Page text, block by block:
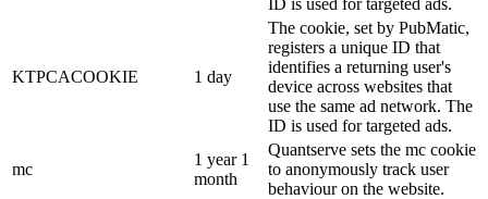
KTPCACOOKIE 1 day
The cookie, set by PubMatic,
registers a unique ID that
identifies a returning user's
device across websites that
use the same ad network. The
ID is used for targeted ads.
mc
1 year 1
month
Quantserve sets the mc cookie
to anonymously track user
behaviour on the website.